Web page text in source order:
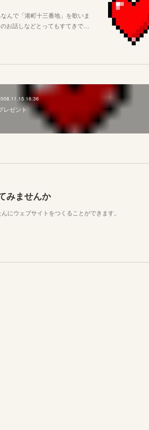
んで「港町十三番地」を歌いま
お話しなどとってもすてきで…
16:36
レゼント
みませんか
にウェブサイトをつくることができます。